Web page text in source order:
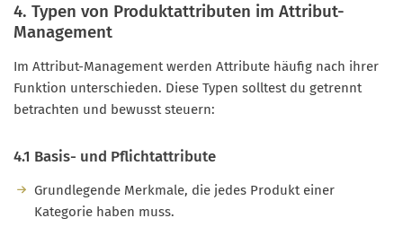
4. Typen von Produktattributen im Attribut-
Management
Im Attribut-Management werden Attribute häufig nach ihrer
Funktion unterschieden. Diese Typen solltest du getrennt
betrachten und bewusst steuern:
4.1 Basis- und Pflichtattribute
Grundlegende Merkmale, die jedes Produkt einer
Kategorie haben muss.